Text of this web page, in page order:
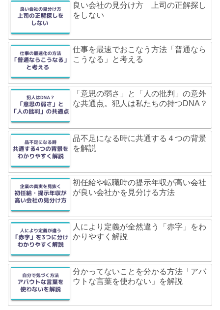
良い会社の見分け方 上司の正解探し
をしない
仕事を最速でおこなう方法「普通なら
こうなる」と考える
「意思の弱さ」と「人の批判」の意外
な共通点。犯人は私たちの持つDNA？
品不足になる時に共通する４つの背景
を解説
初任給や転職時の提示年収が高い会社
が良い会社かを見分ける方法
人により定義が全然違う「赤字」をわ
かりやすく解説
分かってないことを分かる方法「アバ
ウトな言葉を使わない」を解説